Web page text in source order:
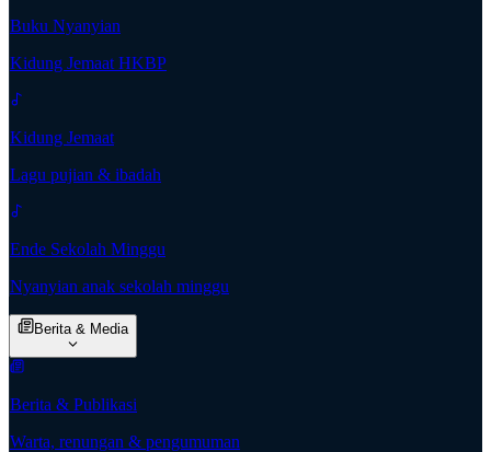
Buku Nyanyian
Kidung Jemaat HKBP
Kidung Jemaat
Lagu pujian & ibadah
Ende Sekolah Minggu
Nyanyian anak sekolah minggu
Berita & Media
Berita & Publikasi
Warta, renungan & pengumuman